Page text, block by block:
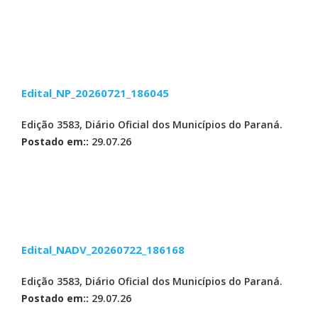
Edital_NP_20260721_186045
Edição 3583, Diário Oficial dos Municípios do Paraná.
Postado em:: 29.07.26
Edital_NADV_20260722_186168
Edição 3583, Diário Oficial dos Municípios do Paraná.
Postado em:: 29.07.26